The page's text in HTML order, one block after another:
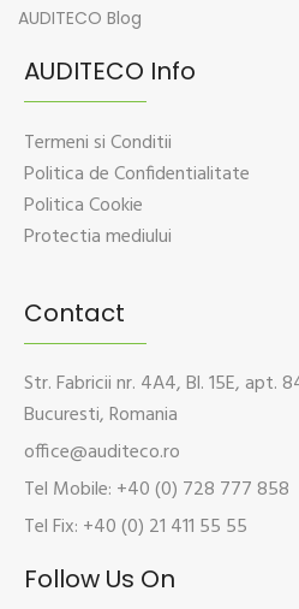
AUDITECO Blog
AUDITECO Info
Termeni si Conditii
Politica de Confidentialitate
Politica Cookie
Protectia mediului
Contact
Str. Fabricii nr. 4A4, Bl. 15E, apt.
Bucuresti, Romania
office@auditeco.ro
Tel Mobile: +40 (0) 728 777 858
Tel Fix: +40 (0) 21 411 55 55
Follow Us On